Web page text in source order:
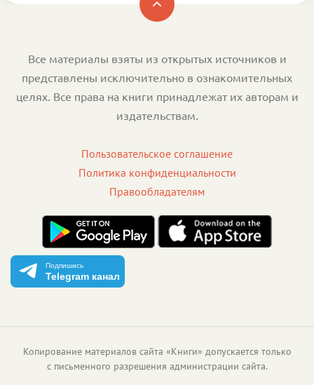
Все материалы взяты из открытых источников и
представлены исключительно в ознакомительных
целях. Все права на книги принадлежат их авторам и
издательствам.
Пользовательское соглашение
Политика конфиденциальности
Правообладателям
Подпишись
Telegram канал
Копирование материалов сайта «Книги» допускается только
с письменного разрешения администрации сайта.